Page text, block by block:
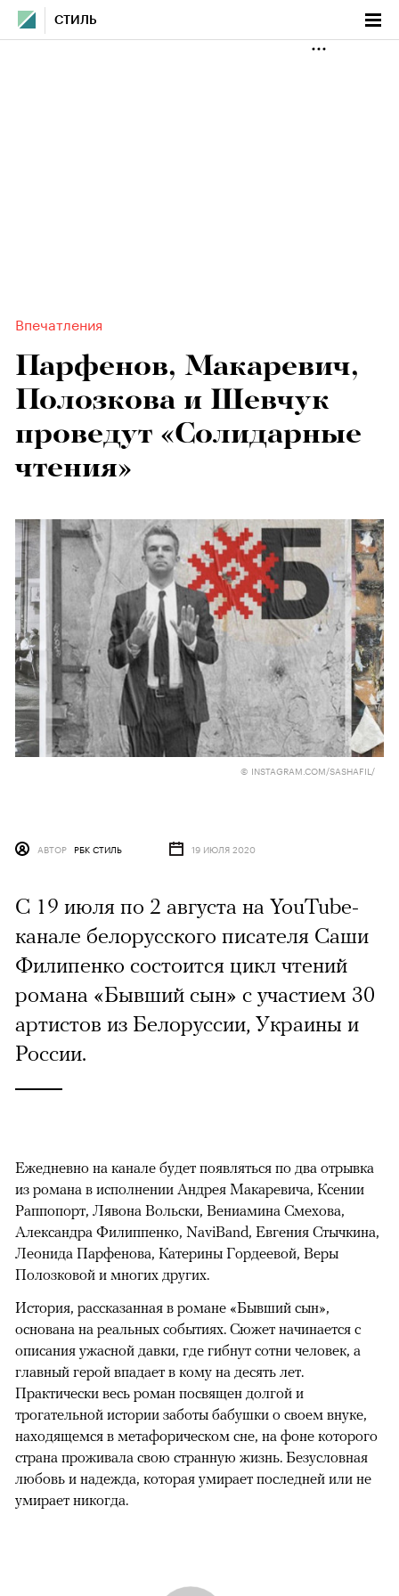
СТИЛЬ
Впечатления
Парфенов, Макаревич,
Полозкова и Шевчук
проведут «Солидарные
чтения»
© INSTAGRAM.COM/SASHAFIL/
АВТОР РБК СТИЛЬ 19 ИЮЛЯ 2020
С 19 июля по 2 августа на YouTube-
канале белорусского писателя Саши
Филипенко состоится цикл чтений
романа «Бывший сын» с участием 30
артистов из Белоруссии, Украины и
России.
Ежедневно на канале будет появляться по два отрывка
из романа в исполнении Андрея Макаревича, Ксении
Раппопорт, Лявона Вольски, Вениамина Смехова,
Александра Филиппенко, NaviBand, Евгения Стычкина,
Леонида Парфенова, Катерины Гордеевой, Веры
Полозковой и многих других.
История, рассказанная в романе «Бывший сын»,
основана на реальных событиях. Сюжет начинается с
описания ужасной давки, где гибнут сотни человек, а
главный герой впадает в кому на десять лет.
Практически весь роман посвящен долгой и
трогательной истории заботы бабушки о своем внуке,
находящемся в метафорическом сне, на фоне которого
страна проживала свою странную жизнь. Безусловная
любовь и надежда, которая умирает последней или не
умирает никогда.